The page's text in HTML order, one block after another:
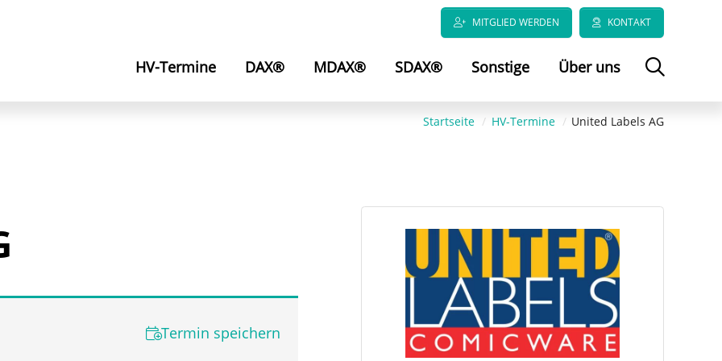
MITGLIED WERDEN KONTAKT
HV-Termine DAX® MDAX® SDAX® Sonstige Über uns
Startseite HV-Termine United Labels AG
Termin speichern